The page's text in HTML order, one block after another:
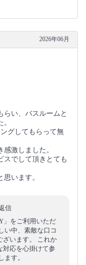
2026年06月
らい、バスルームと
グしてもらって無
激しました。
スでして頂きとても
います。
信
」をご利用いただ
い中、素敵な口コ
ざいます。 これか
対応を心掛けて参
す。